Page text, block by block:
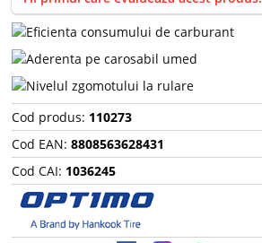
Cod produs: 110273
Cod EAN: 8808563628431
Cod CAI: 1036245